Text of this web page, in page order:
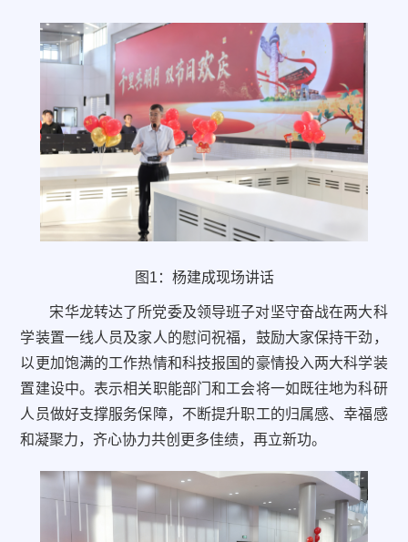
图1：杨建成现场讲话
宋华龙转达了所党委及领导班子对坚守奋战在两大科
学装置一线人员及家人的慰问祝福，鼓励大家保持干劲，
以更加饱满的工作热情和科技报国的豪情投入两大科学装
置建设中。表示相关职能部门和工会将一如既往地为科研
人员做好支撑服务保障，不断提升职工的归属感、幸福感
和凝聚力，齐心协力共创更多佳绩，再立新功。